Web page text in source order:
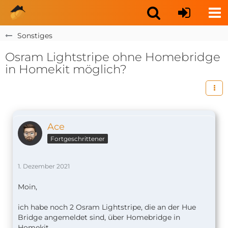
Sonstiges
Osram Lightstripe ohne Homebridge
in Homekit möglich?
Ace
Fortgeschrittener
1. Dezember 2021
Moin,
ich habe noch 2 Osram Lightstripe, die an der Hue
Bridge angemeldet sind, über Homebridge in